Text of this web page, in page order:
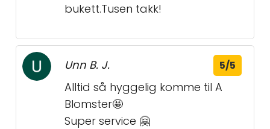
bukett.Tusen takk!
Unn B. J. 5/5
Alltid så hyggelig komme til A
Blomster🤩
Super service 🤗